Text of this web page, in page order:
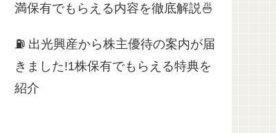
満保有でもらえる内容を徹底解説🍜
⛽ 出光興産から株主優待の案内が届
きました!1株保有でもらえる特典を
紹介